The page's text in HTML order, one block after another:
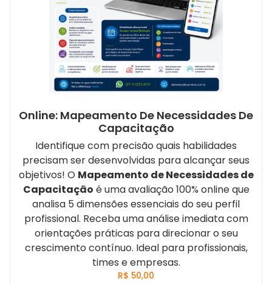
Online: Mapeamento De Necessidades De
Capacitação
Identifique com precisão quais habilidades
precisam ser desenvolvidas para alcançar seus
objetivos! O Mapeamento de Necessidades de
Capacitação é uma avaliação 100% online que
analisa 5 dimensões essenciais do seu perfil
profissional. Receba uma análise imediata com
orientações práticas para direcionar o seu
crescimento contínuo. Ideal para profissionais,
times e empresas.
R$ 50,00